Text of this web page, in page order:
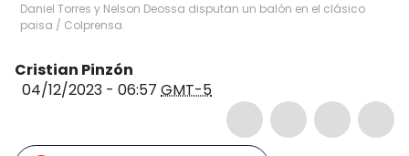
Daniel Torres y Nelson Deossa disputan un balón en el clásico
paisa / Colprensa.
Cristian Pinzón
04/12/2023 - 06:57 GMT-5